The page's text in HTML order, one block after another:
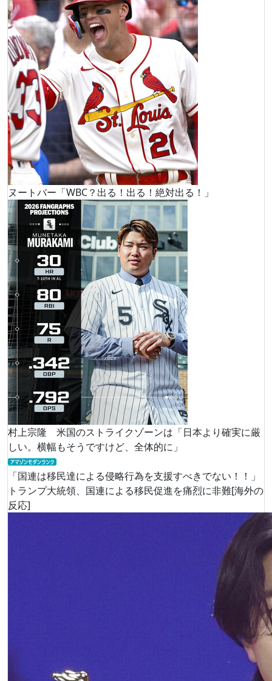
ヌートバー「WBC？出る！出る！絶対出る！」
村上宗隆 米国のストライクゾーンは「日本より確実に厳
しい。横幅もそうですけど、全体的に」
「国連は移民達による侵略行為を支援すべきでない！！」
トランプ大統領、国連による移民促進を痛烈に非難[海外の
反応]